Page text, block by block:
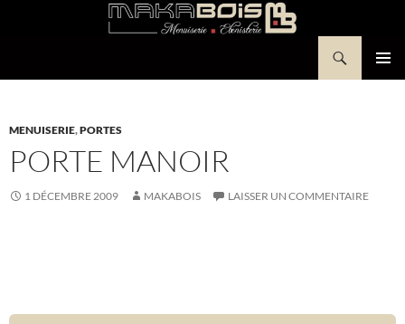
MENUISERIE,PORTES
PORTE MANOIR
1 DÉCEMBRE 2009 MAKABOIS LAISSER UN COMMENTAIRE